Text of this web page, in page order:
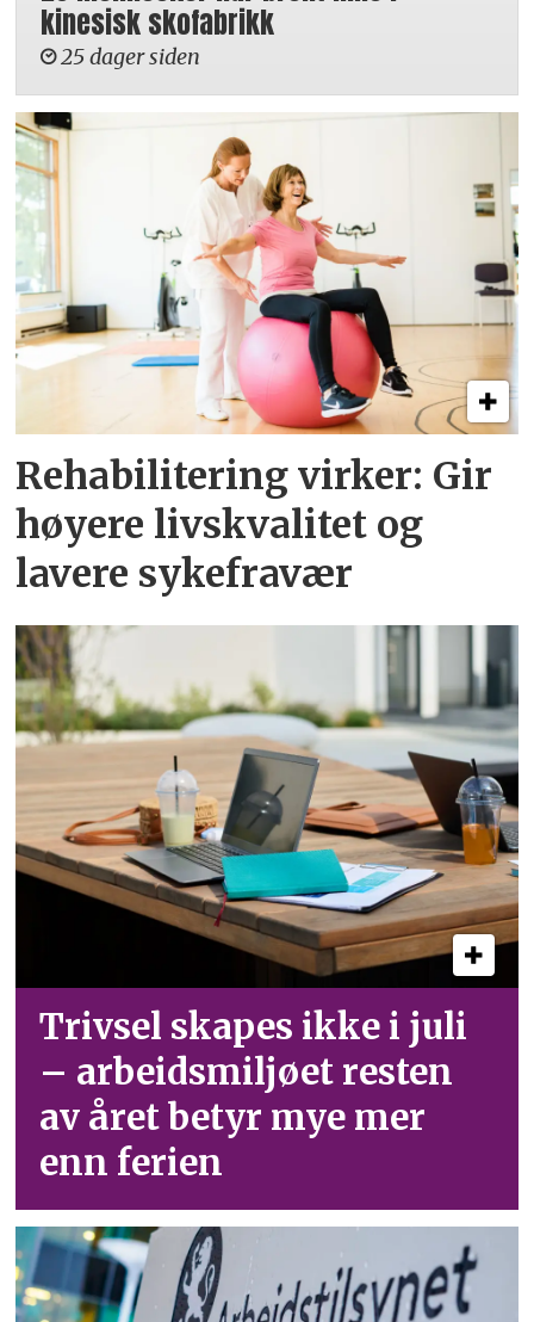
kinesisk skofabrikk
25 dager siden
Rehabilitering virker: Gir
høyere livskvalitet og
lavere sykefravær
Trivsel skapes ikke i juli
– arbeid­smiljøet resten
av året betyr mye mer
enn ferien